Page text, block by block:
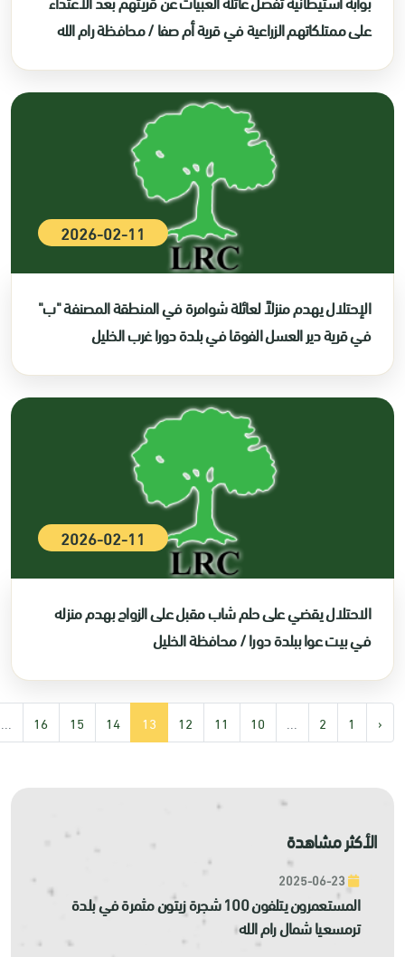
على ممتلكاتهم الزراعية في قرية أم صفا / محافظة رام الله
2026-02-11
الإحتلال يهدم منزلاً لعائلة شوامرة في المنطقة المصنفة "ب"
في قرية دير العسل الفوقا في بلدة دورا غرب الخليل
2026-02-11
الاحتلال يقضي على حلم شاب مقبل على الزواج بهدم منزله
في بيت عوا ببلدة دورا / محافظة الخليل
‹
1
2
...
10
11
12
13
14
15
16
...
الأكثر مشاهدة
المستعمرون يتلفون 100 شجرة زيتون مثمرة في بلدة
ترمسعيا شمال رام الله